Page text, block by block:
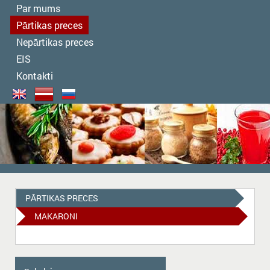
Par mums
Pārtikas preces
Nepārtikas preces
EIS
Kontakti
PĀRTIKAS PRECES
MAKARONI